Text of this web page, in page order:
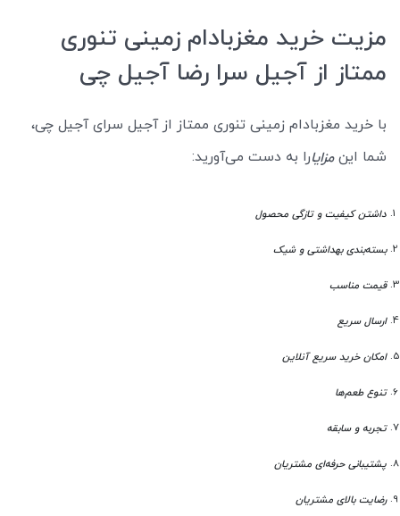
مزیت خرید مغزبادام زمینی تنوری
ممتاز از آجیل سرا رضا آجیل چی
با خرید مغزبادام زمینی تنوری ممتاز از آجیل سرای آجیل چی،
شما اینمزایارا به دست می‌آورید:
داشتن کیفیت و تازگی محصول
بسته‌بندی بهداشتی و شیک
قیمت مناسب
ارسال سریع
امکان خرید سریع آنلاین
تنوع طعم‌ها
تجربه و سابقه
پشتیبانی حرفه‌ای مشتریان
رضایت بالای مشتریان